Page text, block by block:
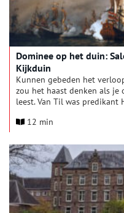
Dominee op het duin:
Kijkduin
Kunnen gebeden het
zou het haast denken als je
leest. Van Til was
geleverd tussen de
12 min